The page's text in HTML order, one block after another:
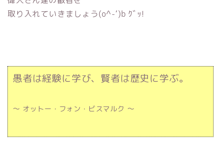
取り入れていきましょう(o^-‘)b ｸﾞｯ!
愚者は経験に学び、賢者は歴史に学ぶ。
～ オットー・フォン・ビスマルク ～